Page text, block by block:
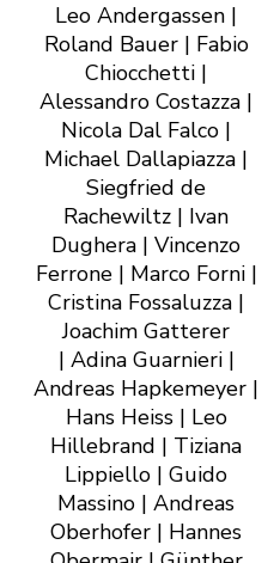
Leo Andergassen |
Roland Bauer | Fabio
Chiocchetti |
Alessandro Costazza |
Nicola Dal Falco |
Michael Dallapiazza |
Siegfried de
Rachewiltz | Ivan
Dughera | Vincenzo
Ferrone | Marco Forni |
Cristina Fossaluzza |
Joachim Gatterer
| Adina Guarnieri |
Andreas Hapkemeyer |
Hans Heiss | Leo
Hillebrand | Tiziana
Lippiello | Guido
Massino | Andreas
Oberhofer | Hannes